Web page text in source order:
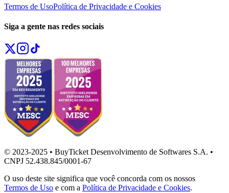
Termos de UsoPolítica de Privacidade e Cookies
Siga a gente nas redes sociais
© 2023-2025 • BuyTicket Desenvolvimento de Softwares S.A. •
CNPJ 52.438.845/0001-67
O uso deste site significa que você concorda com os nossos
Termos de Uso e com a Política de Privacidade e Cookies.